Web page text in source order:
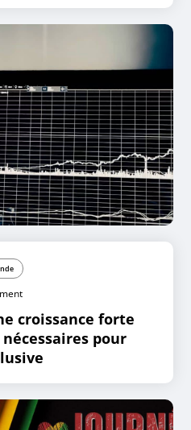
croissance forte
pour